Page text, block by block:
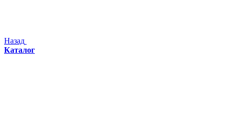
Назад
Каталог